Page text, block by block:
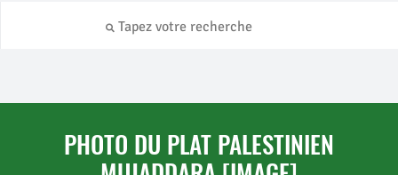
PHOTO DU PLAT PALESTINIEN